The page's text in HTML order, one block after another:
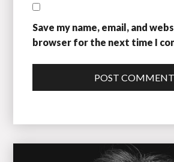
Save my name, email, and
browser for the next time I
POST COMMENT